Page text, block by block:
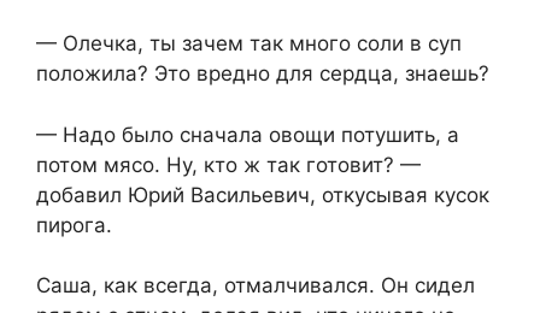
— Олечка, ты зачем так много соли в суп
положила? Это вредно для сердца, знаешь?
— Надо было сначала овощи потушить, а
потом мясо. Ну, кто ж так готовит? —
добавил Юрий Васильевич, откусывая кусок
пирога.
Саша, как всегда, отмалчивался. Он сидел